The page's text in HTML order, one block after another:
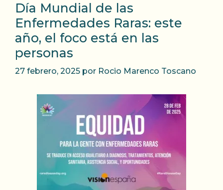
Día Mundial de las
Enfermedades Raras: este
año, el foco está en las
personas
27 febrero, 2025 por Rocio Marenco Toscano